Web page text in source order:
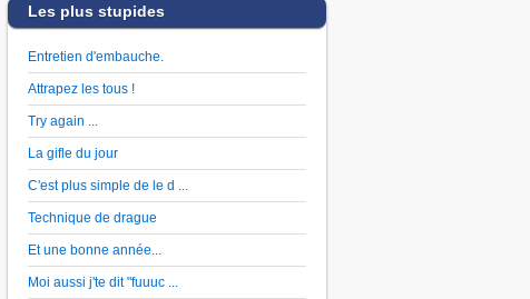
Les plus stupides
Entretien d'embauche.
Attrapez les tous !
Try again ...
La gifle du jour
C'est plus simple de le d ...
Technique de drague
Et une bonne année...
Moi aussi j'te dit "fuuuc ...